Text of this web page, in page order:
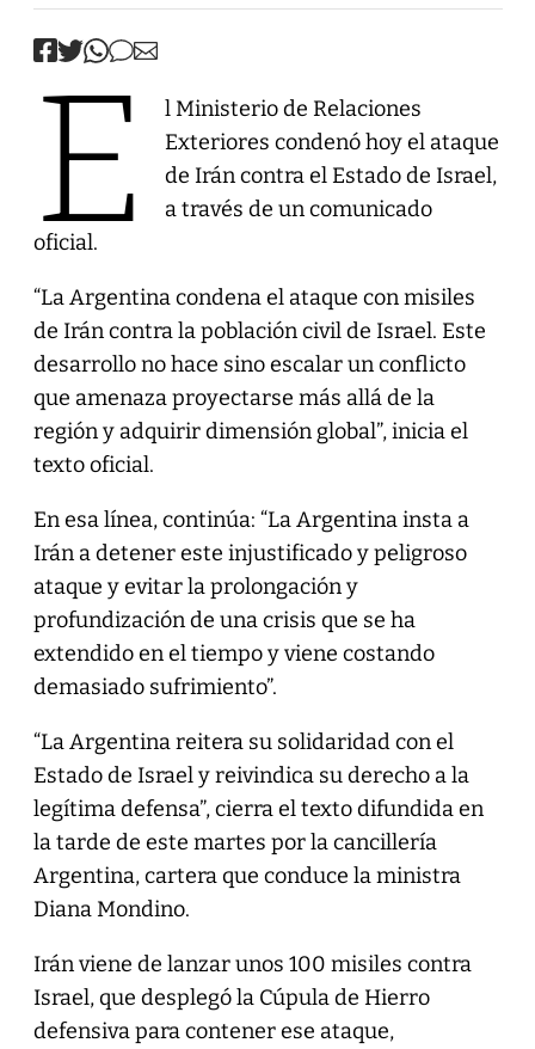
E
l Ministerio de Relaciones
Exteriores condenó hoy el ataque
de Irán contra el Estado de Israel,
a través de un comunicado
oficial.
“La Argentina condena el ataque con misiles
de Irán contra la población civil de Israel. Este
desarrollo no hace sino escalar un conflicto
que amenaza proyectarse más allá de la
región y adquirir dimensión global”, inicia el
texto oficial.
En esa línea, continúa: “La Argentina insta a
Irán a detener este injustificado y peligroso
ataque y evitar la prolongación y
profundización de una crisis que se ha
extendido en el tiempo y viene costando
demasiado sufrimiento”.
“La Argentina reitera su solidaridad con el
Estado de Israel y reivindica su derecho a la
legítima defensa”, cierra el texto difundida en
la tarde de este martes por la cancillería
Argentina, cartera que conduce la ministra
Diana Mondino.
Irán viene de lanzar unos 100 misiles contra
Israel, que desplegó la Cúpula de Hierro
defensiva para contener ese ataque,